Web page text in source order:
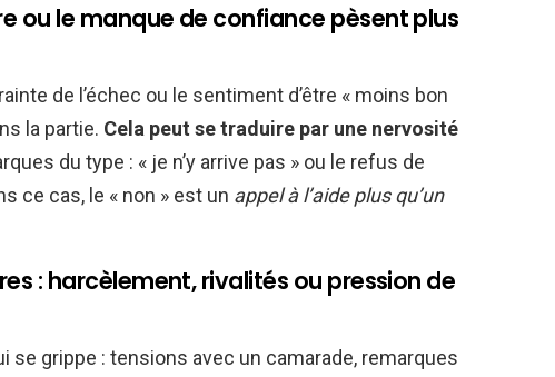
ou le manque de confiance pèsent plus
de l’échec ou le sentiment d’être « moins bon
la partie. Cela peut se traduire par une nervosité
du type : « je n’y arrive pas » ou le refus de
ce cas, le « non » est un appel à l’aide plus qu’un
: harcèlement, rivalités ou pression de
se grippe : tensions avec un camarade, remarques